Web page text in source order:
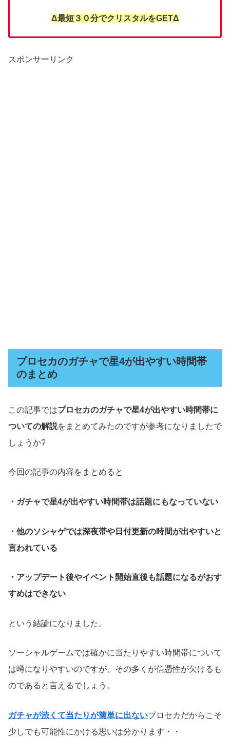
Δ最短３０分でクリスタルをGETΔ
スポンサーリンク
プロセカのガチャで星4が出やすい時間帯
のまとめ
この記事ではプロセカのガチャで星4が出やすい時間帯に
ついての解説をまとめてみたのですが参考になりましたで
しょうか?
今回の記事の内容をまとめると
・ガチャで星4が出やすい時間帯は話題にもなっていない
・他のソシャゲでは深夜帯や日付更新の時間が出やすいと
言われている
・アップデート後やイベント開始直後も話題になるがおす
すめはできない
という結論になりました。
ソーシャルゲームでは確かに当たりやすい時間帯について
は噂になりやすいのですが、その多くが信憑性が欠けるも
のであると言えるでしょう。
ガチャが渋くて当たりが簡単に出ないプロセカだからこそ
少しでも可能性にかける思いは分かります・・